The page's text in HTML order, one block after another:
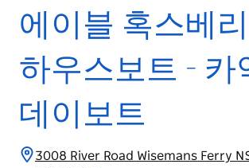
에이블 혹스베
하우스보트 - 카
데이보트
3008 River Road Wisemans Ferry